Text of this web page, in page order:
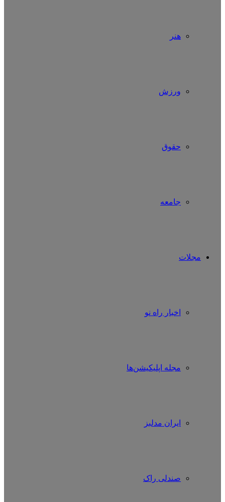
هنر
ورزش
حقوق
جامعه
مجلات
اخبار راه نو
مجله اپلیکیشن‌ها
ایران مدلبز
صندلی راک